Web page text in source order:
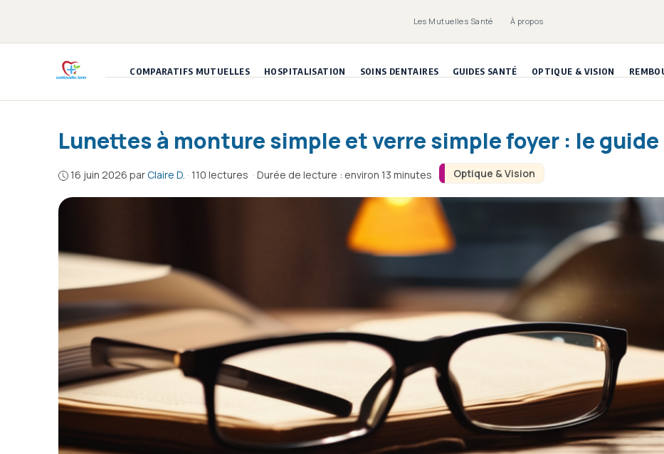
contenu
Les Mutuelles Santé À propos
COMPARATIFS MUTUELLES HOSPITALISATION SOINS DENTAIRES GUIDES SANTÉ OPTIQUE & VISION
Optique & Vision
Lunettes à monture simple et verre simple foyer : le
16 juin 2026 par Claire D. · 110 lectures · Durée de lecture : environ 13 minutes